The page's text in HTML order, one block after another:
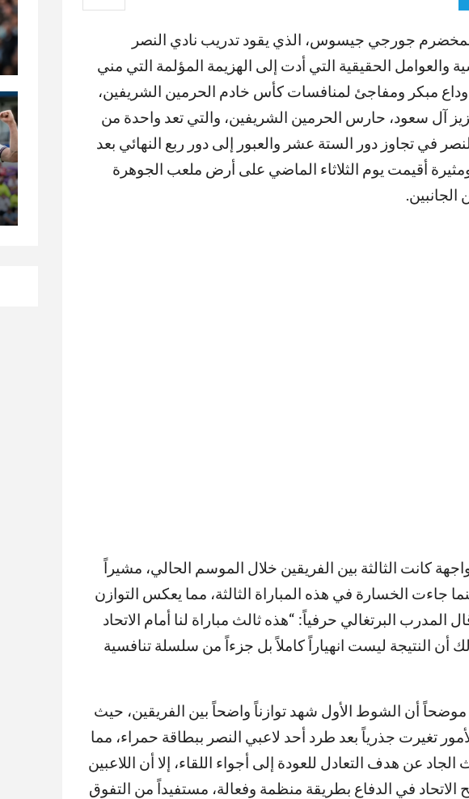
جورجي جيسوس، الذي يقود تدريب نادي النصر
الحقيقية التي أدت إلى الهزيمة المؤلمة التي مني
وداع مبكر ومفاجئ لمنافسات كأس خادم الحرمين الشريفين،
آل سعود، حارس الحرمين الشريفين، والتي تعد واحدة من
في تجاوز دور الستة عشر والعبور إلى دور ربع النهائي بعد
أقيمت يوم الثلاثاء الماضي على أرض ملعب الجوهرة
كانت الثالثة بين الفريقين خلال الموسم الحالي، مشيراً
جاءت الخسارة في هذه المباراة الثالثة، مما يعكس التوازن
البرتغالي حرفياً: “هذه ثالث مباراة لنا أمام الاتحاد
أن النتيجة ليست انهياراً كاملاً بل جزءاً من سلسلة تنافسية
أن الشوط الأول شهد توازناً واضحاً بين الفريقين، حيث
تغيرت جذرياً بعد طرد أحد لاعبي النصر ببطاقة حمراء، مما
عن هدف التعادل للعودة إلى أجواء اللقاء، إلا أن اللاعبين
في الدفاع بطريقة منظمة وفعالة، مستفيداً من التفوق